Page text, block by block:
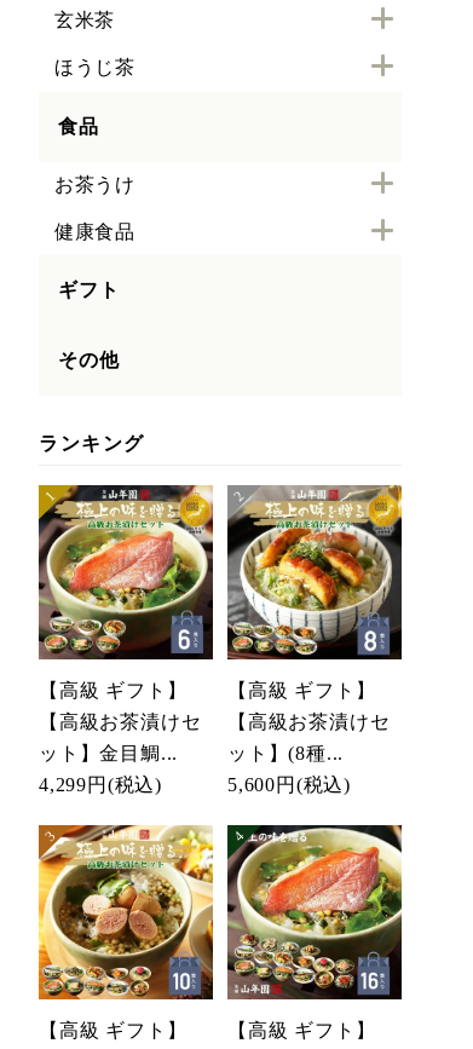
玄米茶
ほうじ茶
食品
お茶うけ
健康食品
ギフト
その他
ランキング
【高級 ギフト】
【高級お茶漬けセ
ット】金目鯛...
4,299円 (税込)
【高級 ギフト】
【高級お茶漬けセ
ット】(8種...
5,600円 (税込)
【高級 ギフト】
【高級 ギフト】